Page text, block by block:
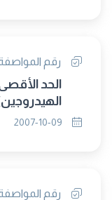
رقم المواصفة 2077 /
الحد
رقم المواصفة 2080 /